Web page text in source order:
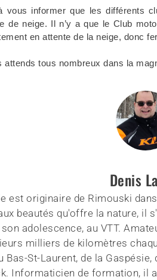
vous informer que les différents
de neige. Il n’y a que le Club
en attente de la neige, donc
attends tous nombreux dans la
Denis
est originaire de Rimouski
beautés qu'offre la nature, il
adolescence, au VTT.
milliers de kilomètres
Bas-St-Laurent, de la
Informaticien de formation, il